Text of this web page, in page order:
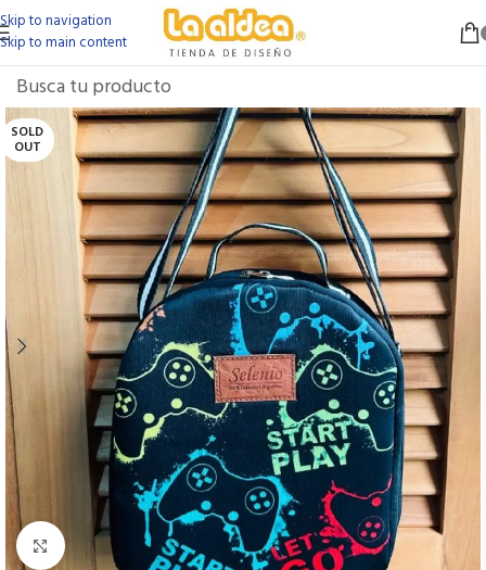
Skip to navigation
Skip to main content
SOLD
OUT
Click to enlarge